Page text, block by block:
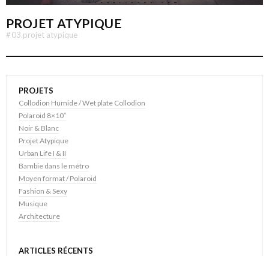
PROJET ATYPIQUE
#03.projet atypique
PROJETS
Collodion Humide / Wet plate Collodion
Polaroid 8×10″
Noir & Blanc
Projet Atypique
Urban Life I & II
Bambie dans le métro
Moyen format / Polaroid
Fashion & Sexy
Musique
Architecture
ARTICLES RÉCENTS